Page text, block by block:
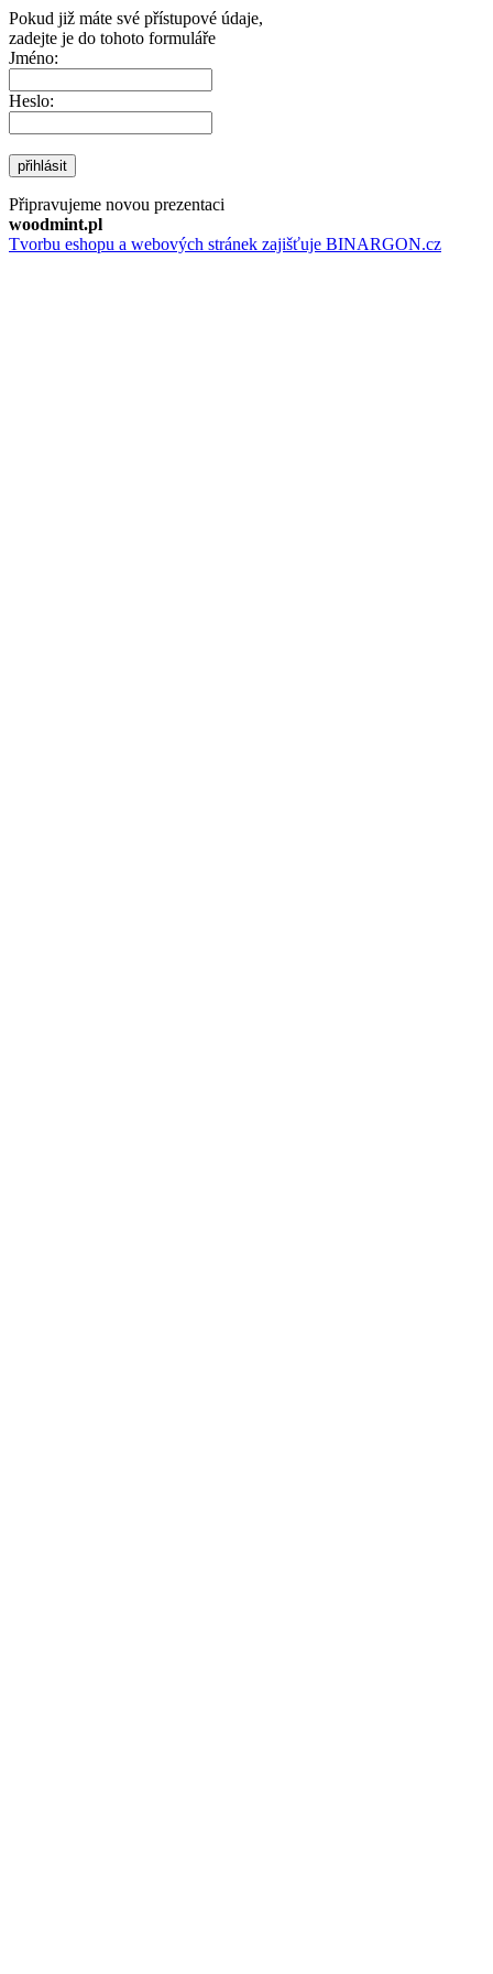
Pokud již máte své přístupové údaje,
zadejte je do tohoto formuláře
Jméno:
Heslo:
přihlásit
Připravujeme novou prezentaci
woodmint.pl
Tvorbu eshopu a webových stránek zajišťuje BINARGON.cz